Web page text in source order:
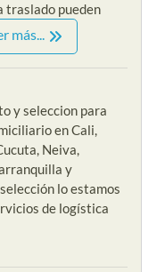
traslado pueden
más...
y seleccion para
en Cali,
Neiva,
y
lo estamos
de logística